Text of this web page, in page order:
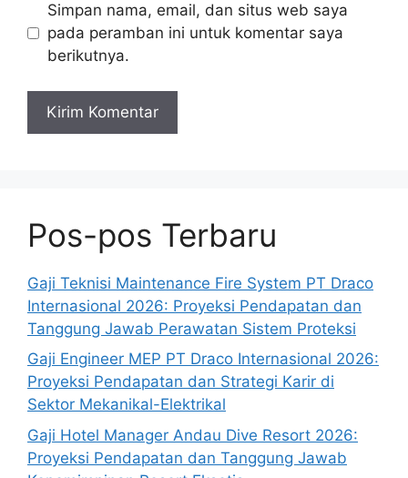
Simpan nama, email, dan situs web saya
pada peramban ini untuk komentar saya
berikutnya.
Pos-pos Terbaru
Gaji Teknisi Maintenance Fire System PT Draco
Internasional 2026: Proyeksi Pendapatan dan
Tanggung Jawab Perawatan Sistem Proteksi
Gaji Engineer MEP PT Draco Internasional 2026:
Proyeksi Pendapatan dan Strategi Karir di
Sektor Mekanikal-Elektrikal
Gaji Hotel Manager Andau Dive Resort 2026:
Proyeksi Pendapatan dan Tanggung Jawab